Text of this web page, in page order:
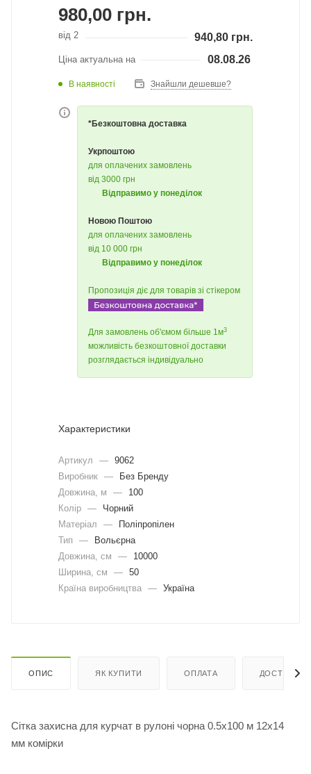
980,00 грн.
від 2 940,80 грн.
Ціна актуальна на 08.08.26
В наявності Знайшли дешевше?
*Безкоштовна доставка
Укрпоштою
для оплачених замовлень
від 3000 грн
Відправимо у понеділок
Новою Поштою
для оплачених замовлень
від 10 000 грн
Відправимо у понеділок
Пропозиція діє для товарів зі стікером
Для замовлень об'ємом більше 1м3
можливість безкоштовної доставки
розглядається індивідуально
Характеристики
Артикул — 9062
Виробник —
Без Бренду
Довжина, м
—
100
Колір —
Чорний
Матеріал
—
Поліпропілен
Тип
—
Вольєрна
Довжина, cм
—
10000
Ширина, cм
— 50
Країна виробництва — Україна
ОПИС ЯК КУПИТИ ОПЛАТА ДОСТАВКА
Сітка захисна для курчат в рулоні чорна 0.5х100 м 12х14
мм комірки